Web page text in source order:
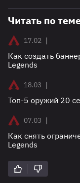
Читать по
17.02 |
Как создать
Legends
18.03
|
Топ-5 оружий 20
07.03
|
Как снять
Legends